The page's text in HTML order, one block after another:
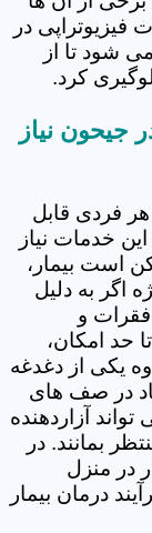
در
شود تا از
کرد.
جیحون نیاز
هر فردی قابل
خدمات نیاز
است بیمار،
اگر به دلیل
و
حد امکان،
یکی از دغدغه
در صف های
آزاردهنده
بمانند. در
در منزل
درمان بیمار